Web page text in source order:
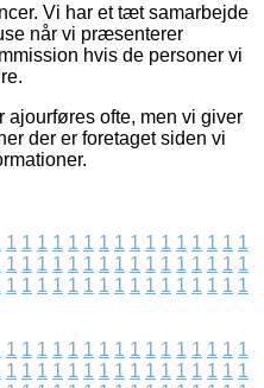
Vi har et tæt samarbejde
når vi præsenterer
hvis de personer vi
ajourføres ofte, men vi giver
der er foretaget siden vi
1 1 1 1 1 1 1 1 1 1 1 1 1 1 1 1
1 1 1 1 1 1 1 1 1 1 1 1 1 1 1 1
1 1 1 1 1 1 1 1 1 1 1 1 1 1 1 1
1 1 1 1 1 1 1 1 1 1 1 1 1 1 1 1
1 1 1 1 1 1 1 1 1 1 1 1 1 1 1 1